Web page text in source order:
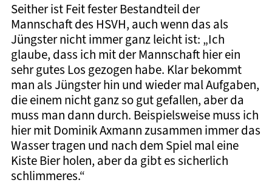
Seither ist Feit fester Bestandteil der
Mannschaft des HSVH, auch wenn das als
Jüngster nicht immer ganz leicht ist: „Ich
glaube, dass ich mit der Mannschaft hier ein
sehr gutes Los gezogen habe. Klar bekommt
man als Jüngster hin und wieder mal Aufgaben,
die einem nicht ganz so gut gefallen, aber da
muss man dann durch. Beispielsweise muss ich
hier mit Dominik Axmann zusammen immer das
Wasser tragen und nach dem Spiel mal eine
Kiste Bier holen, aber da gibt es sicherlich
schlimmeres.“